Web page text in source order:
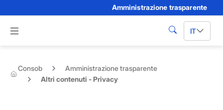
Amministrazione trasparente
Apri menu di navigazione
cerca IT
Consob
Amministrazione trasparente
Altri contenuti - Privacy